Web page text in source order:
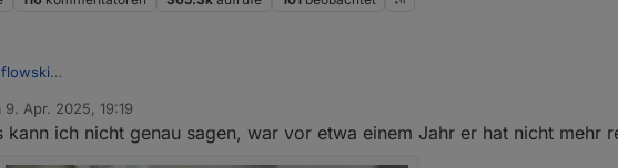
flowski
9. Apr. 2025, 19:19
von
kann ich nicht genau sagen, war vor etwa einem Jahr er hat nicht mehr